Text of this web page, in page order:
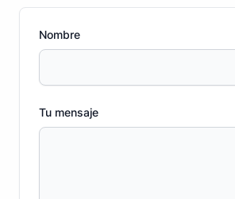
Nombre
Tu mensaje